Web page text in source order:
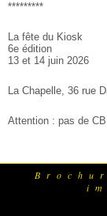
*********
La fête du Kiosk
6e édition
13 et 14 juin 2026
La Chapelle, 36 rue
Attention : pas de